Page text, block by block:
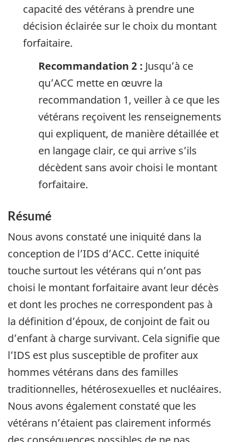
capacité des vétérans à prendre une
décision éclairée sur le choix du montant
forfaitaire.
Recommandation 2 : Jusqu’à ce
qu’ACC mette en œuvre la
recommandation 1, veiller à ce que les
vétérans reçoivent les renseignements
qui expliquent, de manière détaillée et
en langage clair, ce qui arrive s’ils
décèdent sans avoir choisi le montant
forfaitaire.
Résumé
Nous avons constaté une iniquité dans la
conception de l’IDS d’ACC. Cette iniquité
touche surtout les vétérans qui n’ont pas
choisi le montant forfaitaire avant leur décès
et dont les proches ne correspondent pas à
la définition d’époux, de conjoint de fait ou
d’enfant à charge survivant. Cela signifie que
l’IDS est plus susceptible de profiter aux
hommes vétérans dans des familles
traditionnelles, hétérosexuelles et nucléaires.
Nous avons également constaté que les
vétérans n’étaient pas clairement informés